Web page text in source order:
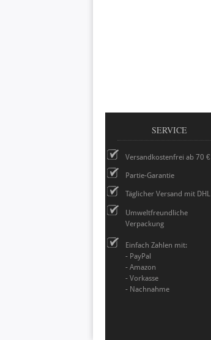
SERVICE
Versandkostenfrei ab 70 €
Partie-Garantie
Täglicher Versand mit DHL
Umweltfreundliche
Verpackung
Einfach Zahlen mit:
- PayPal
- Amazon
- Vorkasse
- Nachnahme